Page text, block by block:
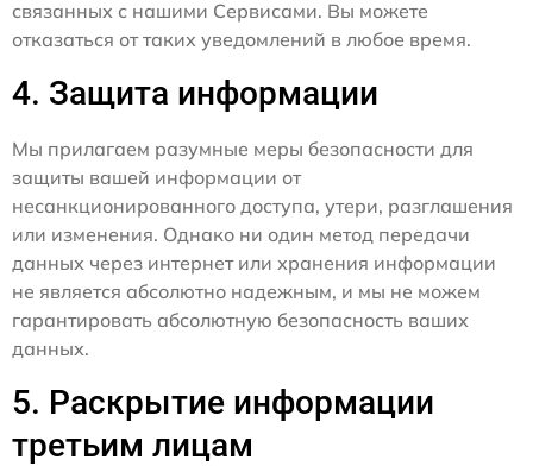
связанных с нашими Сервисами. Вы можете
отказаться от таких уведомлений в любое время.
4. Защита информации
Мы прилагаем разумные меры безопасности для
защиты вашей информации от
несанкционированного доступа, утери, разглашения
или изменения. Однако ни один метод передачи
данных через интернет или хранения информации
не является абсолютно надежным, и мы не можем
гарантировать абсолютную безопасность ваших
данных.
5. Раскрытие информации
третьим лицам